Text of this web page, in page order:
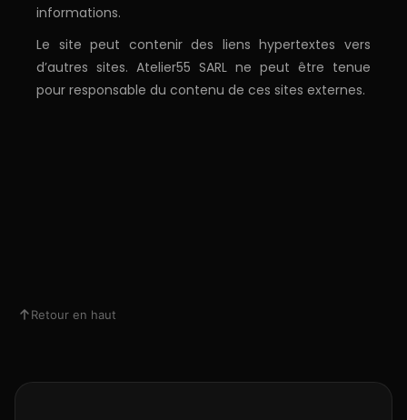
informations.
Le site peut contenir des liens hypertextes vers
d’autres sites. Atelier55 SARL ne peut être tenue
pour responsable du contenu de ces sites externes.
Retour en haut